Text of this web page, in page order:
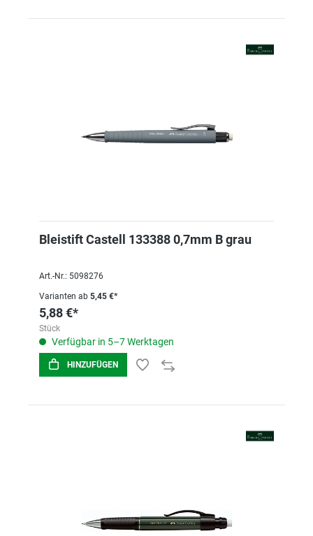
Bleistift Castell 133388 0,7mm B grau
Art.-Nr.: 5098276
Varianten ab 5,45 €*
5,88 €*
Stück
Verfügbar in 5–7 Werktagen
HINZUFÜGEN